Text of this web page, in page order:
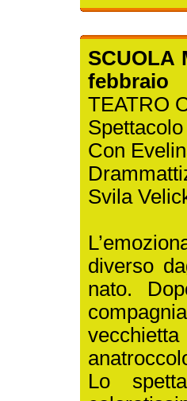
SCUOLA
febbraio
TEATRO
Con
Svila
diverso
nato.
Lo